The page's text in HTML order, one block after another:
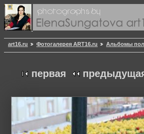
art16.ru Фотогалерея ART16.ru Альбомы
первая